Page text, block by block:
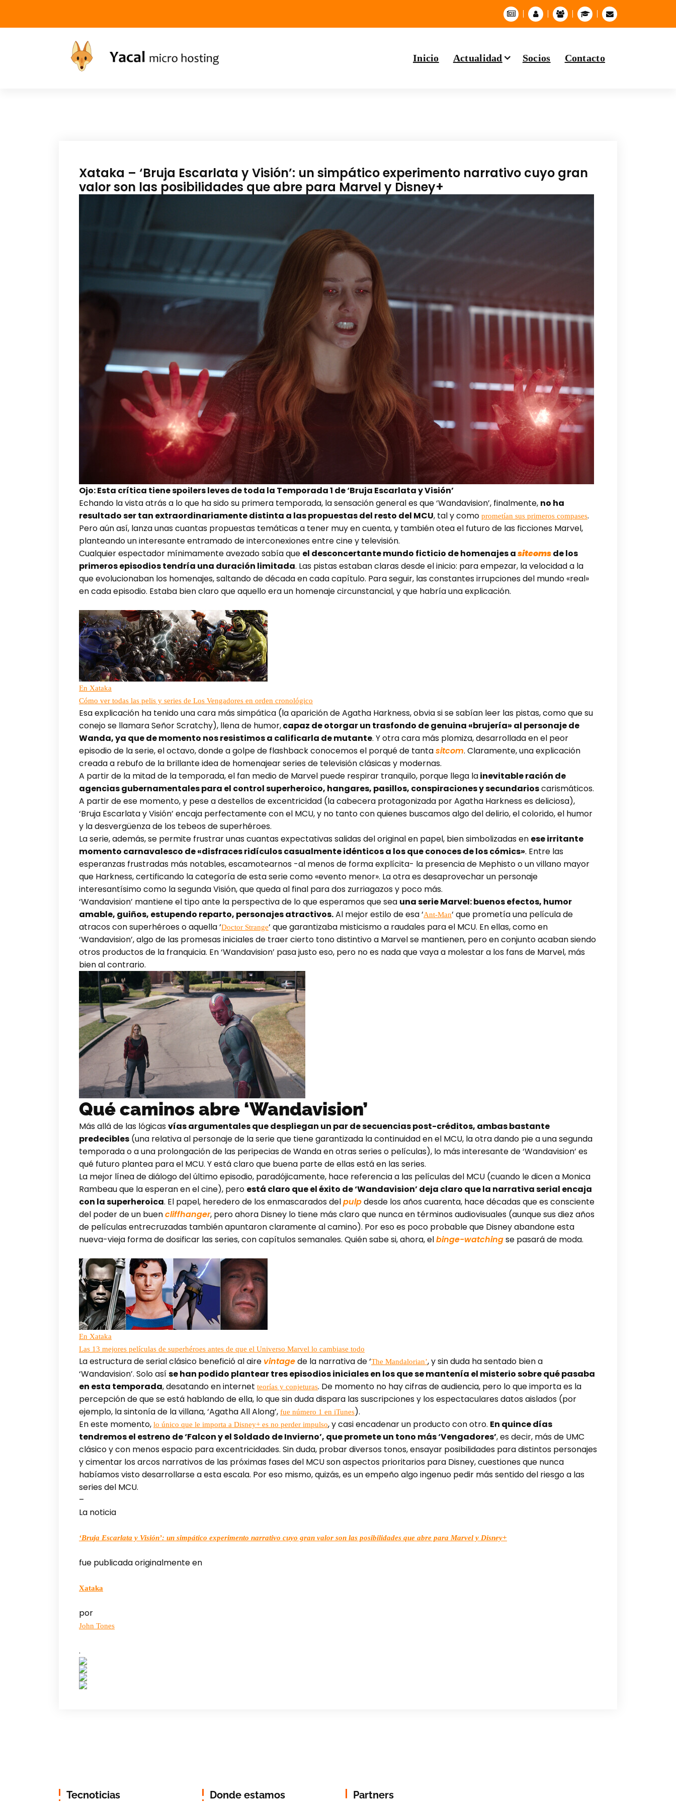
Inicio Actualidad Socios Contacto
Xataka – ‘Bruja Escarlata y Visión’: un simpático experimento narrativo cuyo gran
valor son las posibilidades que abre para Marvel y Disney+
Ojo: Esta crítica tiene spoilers leves de toda la Temporada 1 de ‘Bruja Escarlata y Visión’
Echando la vista atrás a lo que ha sido su primera temporada, la sensación general es que ‘Wandavision’, finalmente, no ha
resultado ser tan extraordinariamente distinta a las propuestas del resto del MCU, tal y como prometían sus primeros compases.
Pero aún así, lanza unas cuantas propuestas temáticas a tener muy en cuenta, y también otea el futuro de las ficciones Marvel,
planteando un interesante entramado de interconexiones entre cine y televisión.
Cualquier espectador mínimamente avezado sabía que el desconcertante mundo ficticio de homenajes asitcomsde los
primeros episodios tendría una duración limitada. Las pistas estaban claras desde el inicio: para empezar, la velocidad a la
que evolucionaban los homenajes, saltando de década en cada capítulo. Para seguir, las constantes irrupciones del mundo «real»
en cada episodio. Estaba bien claro que aquello era un homenaje circunstancial, y que habría una explicación.
En Xataka
Cómo ver todas las pelis y series de Los Vengadores en orden cronológico
Esa explicación ha tenido una cara más simpática (la aparición de Agatha Harkness, obvia si se sabían leer las pistas, como que su
conejo se llamara Señor Scratchy), llena de humor,capaz de otorgar un trasfondo de genuina «brujería» al personaje de
Wanda, ya que de momento nos resistimos a calificarla de mutante. Y otra cara más plomiza, desarrollada en el peor
episodio de la serie, el octavo, donde a golpe de flashback conocemos el porqué de tantasitcom. Claramente, una explicación
creada a rebufo de la brillante idea de homenajear series de televisión clásicas y modernas.
A partir de la mitad de la temporada, el fan medio de Marvel puede respirar tranquilo, porque llega lainevitable ración de
agencias gubernamentales para el control superheroico, hangares, pasillos, conspiraciones y secundarioscarismáticos.
A partir de ese momento, y pese a destellos de excentricidad (la cabecera protagonizada por Agatha Harkness es deliciosa),
‘Bruja Escarlata y Visión’ encaja perfectamente con el MCU, y no tanto con quienes buscamos algo del delirio, el colorido, el humor
y la desvergüenza de los tebeos de superhéroes.
La serie, además, se permite frustrar unas cuantas expectativas salidas del original en papel, bien simbolizadas en ese irritante
momento carnavalesco de «disfraces ridículos casualmente idénticos a los que conoces de los cómics». Entre las
esperanzas frustradas más notables, escamotearnos -al menos de forma explícita- la presencia de Mephisto o un villano mayor
que Harkness, certificando la categoría de esta serie como «evento menor». La otra es desaprovechar un personaje
interesantísimo como la segunda Visión, que queda al final para dos zurriagazos y poco más.
‘Wandavision’ mantiene el tipo ante la perspectiva de lo que esperamos que sea una serie Marvel: buenos efectos, humor
amable, guiños, estupendo reparto, personajes atractivos.Al mejor estilo de esa ‘Ant-Man‘ que prometía una película de
atracos con superhéroes o aquella ‘Doctor Strange‘ que garantizaba misticismo a raudales para el MCU. En ellas, como en
‘Wandavision’, algo de las promesas iniciales de traer cierto tono distintivo a Marvel se mantienen, pero en conjunto acaban siendo
otros productos de la franquicia. En ‘Wandavision’ pasa justo eso, pero no es nada que vaya a molestar a los fans de Marvel, más
bien al contrario.
Qué caminos abre ‘Wandavision’
Más allá de las lógicasvías argumentales que despliegan un par de secuencias post-créditos, ambas bastante
predecibles (una relativa al personaje de la serie que tiene garantizada la continuidad en el MCU, la otra dando pie a una segunda
temporada o a una prolongación de las peripecias de Wanda en otras series o películas), lo más interesante de ‘Wandavision’ es
qué futuro plantea para el MCU. Y está claro que buena parte de ellas está en las series.
La mejor línea de diálogo del último episodio, paradójicamente, hace referencia a las películas del MCU (cuando le dicen a Monica
Rambeau que la esperan en el cine), pero está claro que el éxito de ‘Wandavision’ deja claro que la narrativa serial encaja
con la superheroica. El papel, heredero de los enmascarados delpulpdesde los años cuarenta, hace décadas que es consciente
del poder de un buencliffhanger, pero ahora Disney lo tiene más claro que nunca en términos audiovisuales (aunque sus diez años
de películas entrecruzadas también apuntaron claramente al camino). Por eso es poco probable que Disney abandone esta
nueva-vieja forma de dosificar las series, con capítulos semanales. Quién sabe si, ahora, elbinge-watchingse pasará de moda.
En Xataka
Las 13 mejores películas de superhéroes antes de que el Universo Marvel lo cambiase todo
La estructura de serial clásico benefició al aire vintagede la narrativa de ‘The Mandalorian’, y sin duda ha sentado bien a
‘Wandavision’. Solo asíse han podido plantear tres episodios iniciales en los que se mantenía el misterio sobre qué pasaba
en esta temporada, desatando en internet teorías y conjeturas. De momento no hay cifras de audiencia, pero lo que importa es la
percepción de que se está hablando de ella, lo que sin duda dispara las suscripciones y los espectaculares datos aislados (por
ejemplo, la sintonía de la villana, ‘Agatha All Along’, fue número 1 en iTunes).
En este momento, lo único que le importa a Disney+ es no perder impulso, y casi encadenar un producto con otro. En quince días
tendremos el estreno de ‘Falcon y el Soldado de Invierno’, que promete un tono más ‘Vengadores’, es decir, más de UMC
clásico y con menos espacio para excentricidades. Sin duda, probar diversos tonos, ensayar posibilidades para distintos personajes
y cimentar los arcos narrativos de las próximas fases del MCU son aspectos prioritarios para Disney, cuestiones que nunca
habíamos visto desarrollarse a esta escala. Por eso mismo, quizás, es un empeño algo ingenuo pedir más sentido del riesgo a las
series del MCU.
–
La noticia
‘Bruja Escarlata y Visión’: un simpático experimento narrativo cuyo gran valor son las posibilidades que abre para Marvel y Disney+
fue publicada originalmente en
Xataka
por
John Tones
.
Tecnoticias Donde estamos Partners